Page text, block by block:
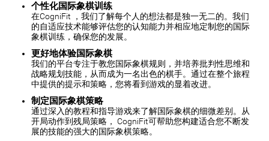
个性化国际象棋训练
在CogniFit ，我们了解每个人的想法都是独一无二的。我们
的自适应技术能够评估您的认知能力并相应地定制您的国际
象棋训练，确保您的发展。
更好地体验国际象棋
我们的平台专注于教您国际象棋规则，并培养批判性思维和
战略规划技能，从而成为一名出色的棋手。通过在整个旅程
中提供的提示和策略，您将看到游戏的显着改进。
制定国际象棋策略
通过深入的教程和指导游戏来了解国际象棋的细微差别。从
开局动作到残局策略， CogniFit可帮助您构建适合您不断发
展的技能的强大的国际象棋策略。